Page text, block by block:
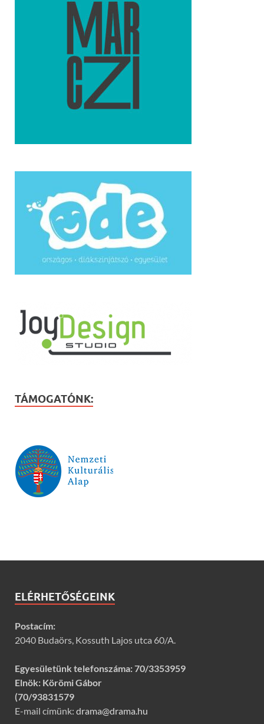
TÁMOGATÓNK:
ELÉRHETŐSÉGEINK
Postacím:
2040 Budaörs, Kossuth Lajos utca 60/A.
Egyesületünk telefonszáma:70/3353959
Elnök: Körömi Gábor
(70/93831579
E-mail címünk: drama@drama.hu